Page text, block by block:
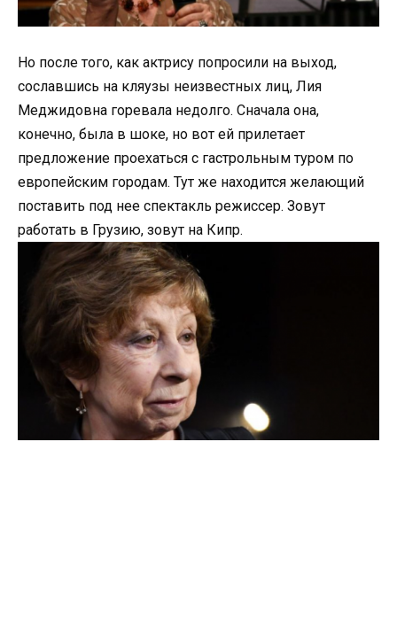
Но после того, как актрису попросили на выход,
сославшись на кляузы неизвестных лиц, Лия
Меджидовна горевала недолго. Сначала она,
конечно, была в шоке, но вот ей прилетает
предложение проехаться с гастрольным туром по
европейским городам. Тут же находится желающий
поставить под нее спектакль режиссер. Зовут
работать в Грузию, зовут на Кипр.